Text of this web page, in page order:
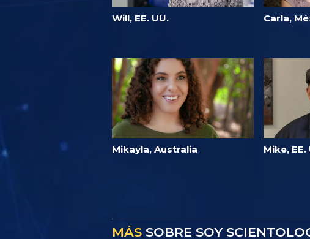
Will, EE. UU. Carla,
Mikayla, Australia Mike, EE.
MÁS SOBRE SOY